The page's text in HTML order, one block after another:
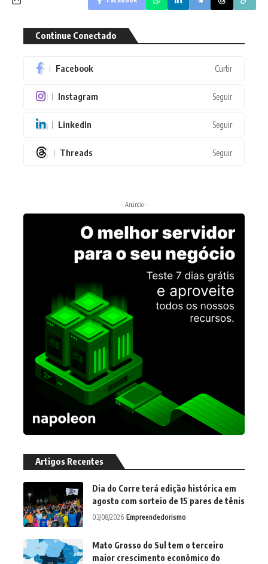
Continue Conectado
Facebook Curtir
Instagram Seguir
LinkedIn Seguir
Threads Seguir
- Anúncio -
Artigos Recentes
Dia do Corre terá edição histórica em
agosto com sorteio de 15 pares de tênis
03/08/2026 Empreendedorismo
Mato Grosso do Sul tem o terceiro
maior crescimento econômico do